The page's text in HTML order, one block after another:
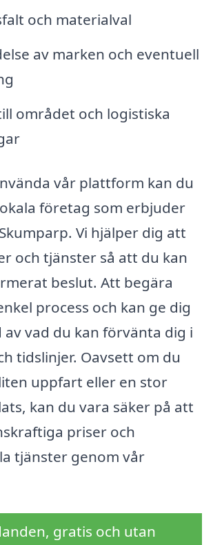
och materialval
av marken och eventuell
området och logistiska
vår plattform kan du
företag som erbjuder
Vi hjälper dig att
och tjänster så att du kan
beslut. Att begära
process och kan ge dig
vad du kan förvänta dig i
tidslinjer. Oavsett om du
uppfart eller en stor
kan du vara säker på att
priser och
tjänster genom vår
gratis och utan